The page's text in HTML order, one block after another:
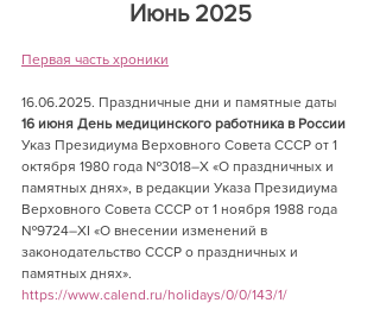
Июнь 2025
Первая часть хроники
16.06.2025. Праздничные дни и памятные даты
16 июня День медицинского работника в России
Указ Президиума Верховного Совета СССР от 1
октября 1980 года №3018–Х «О праздничных и
памятных днях», в редакции Указа Президиума
Верховного Совета СССР от 1 ноября 1988 года
№9724–XI «О внесении изменений в
законодательство СССР о праздничных и
памятных днях».
https://www.calend.ru/holidays/0/0/143/1/